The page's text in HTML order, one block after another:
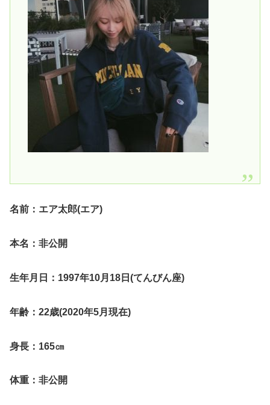
名前：エア太郎(エア)
本名：非公開
生年月日：1997年10月18日(てんびん座)
年齢：22歳(2020年5月現在)
身長：165㎝
体重：非公開